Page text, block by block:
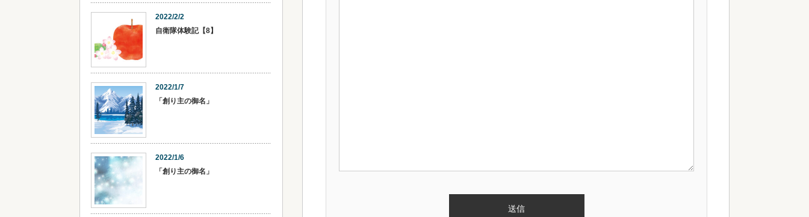
2022/2/2
自衛隊体験記【8】
2022/1/7
「創り主の御名」
2022/1/6
「創り主の御名」